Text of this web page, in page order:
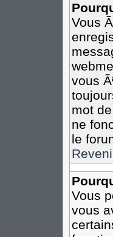
Vous
vous
mot
ne
le
Vous
vous